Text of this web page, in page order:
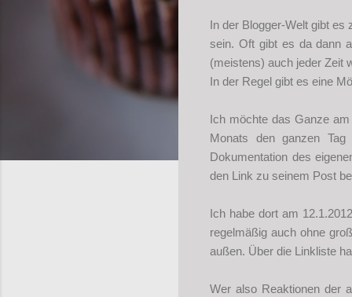
In der Blogger-Welt gibt es
sein. Oft gibt es da dann
(meistens) auch jeder Zeit
In der Regel gibt es eine
Ich möchte das Ganze am
Monats den ganzen
Dokumentation des
den Link zu seinem Post
Ich habe dort am
regelmäßig auch ohne
außen. Über die Linkliste
Wer also Reaktionen der